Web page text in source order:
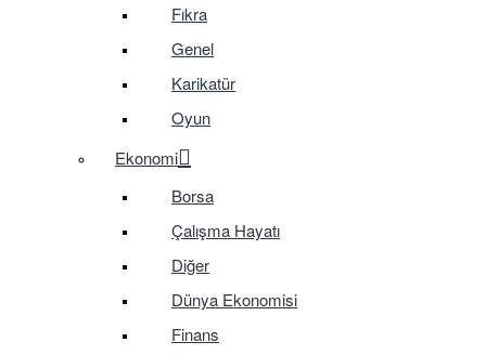
Fıkra
Genel
Karikatür
Oyun
Ekonomi
Borsa
Çalışma Hayatı
Diğer
Dünya Ekonomisi
Finans